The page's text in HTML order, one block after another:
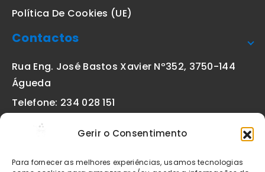
Gerir o Consentimento
Para fornecer as melhores experiências, usamos tecnologias
Política De Cookies (UE)
Contactos
Rua Eng. José Bastos Xavier Nº352, 3750-144
Águeda
Telefone: 234 028 151
geral@etiquetas-online.pt